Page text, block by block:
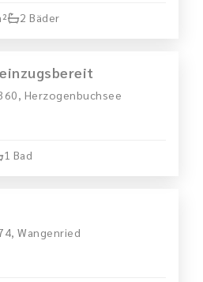
2 Bäder
Herzogenbuchsee
1 Bad
Wangenried